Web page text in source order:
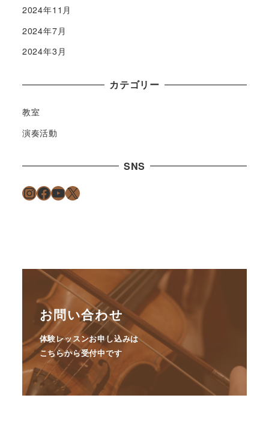
2024年11月
2024年7月
2024年3月
カテゴリー
教室
演奏活動
SNS
InstagramFacebook YouTube X
お問い合わせ
体験レッスンお申し込みは
こちらから受付中です